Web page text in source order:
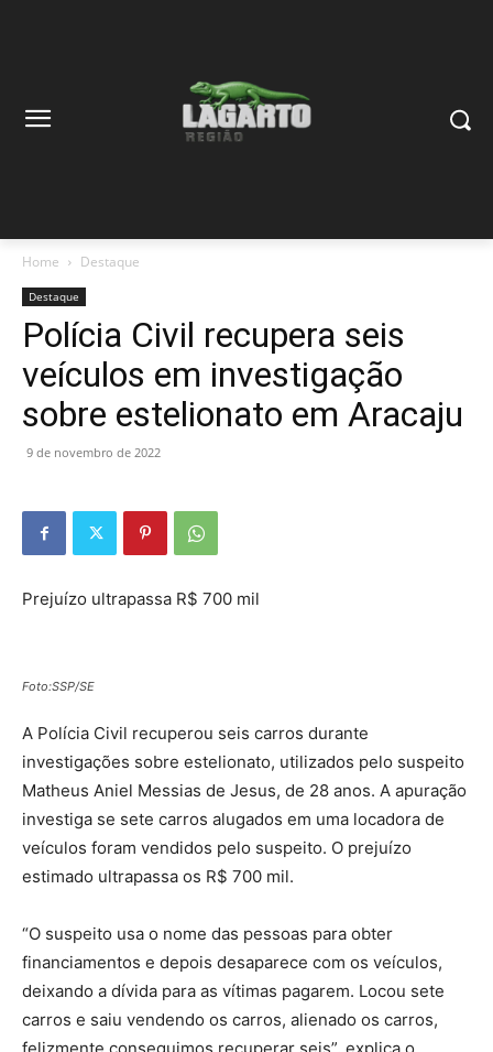
Home Destaque
Destaque
Polícia Civil recupera seis
veículos em investigação
sobre estelionato em Aracaju
9 de novembro de 2022
Prejuízo ultrapassa R$ 700 mil
Foto:SSP/SE
A Polícia Civil recuperou seis carros durante
investigações sobre estelionato, utilizados pelo suspeito
Matheus Aniel Messias de Jesus, de 28 anos. A apuração
investiga se sete carros alugados em uma locadora de
veículos foram vendidos pelo suspeito. O prejuízo
estimado ultrapassa os R$ 700 mil.
“O suspeito usa o nome das pessoas para obter
financiamentos e depois desaparece com os veículos,
deixando a dívida para as vítimas pagarem. Locou sete
carros e saiu vendendo os carros, alienado os carros,